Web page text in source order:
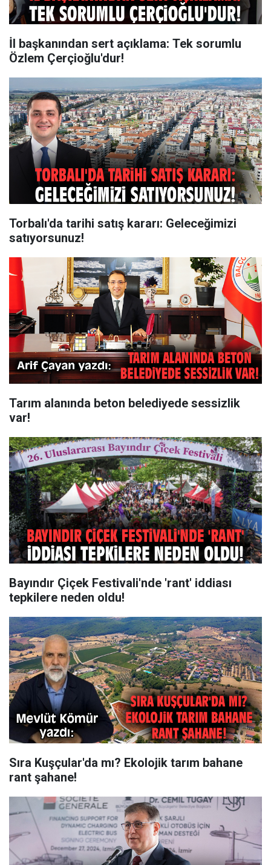
İl başkanından sert açıklama: Tek sorumlu
Özlem Çerçioğlu'dur!
Torbalı'da tarihi satış kararı: Geleceğimizi
satıyorsunuz!
Tarım alanında beton belediyede sessizlik
var!
Bayındır Çiçek Festivali'nde 'rant' iddiası
tepkilere neden oldu!
Sıra Kuşçular'da mı? Ekolojik tarım bahane
rant şahane!